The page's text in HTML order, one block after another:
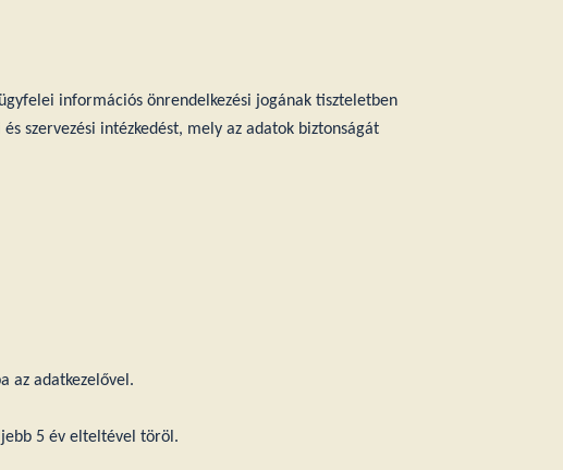
információs önrendelkezési jogának tiszteletben
szervezési intézkedést, mely az adatok biztonságát
az adatkezelővel.
5 év elteltével töröl.